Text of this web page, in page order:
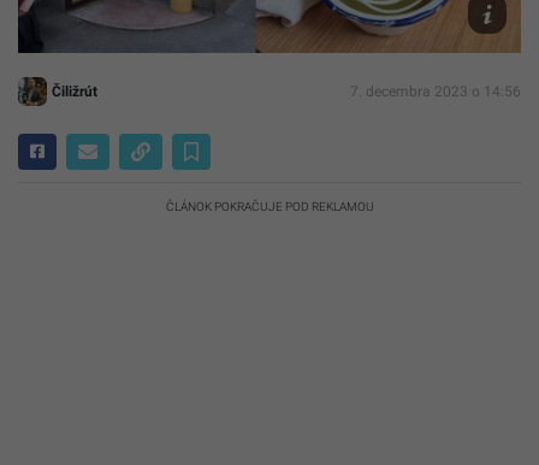
Čiližrút/
Čiližrút 7. decembra 2023 o 14:56
ČLÁNOK POKRAČUJE POD REKLAMOU